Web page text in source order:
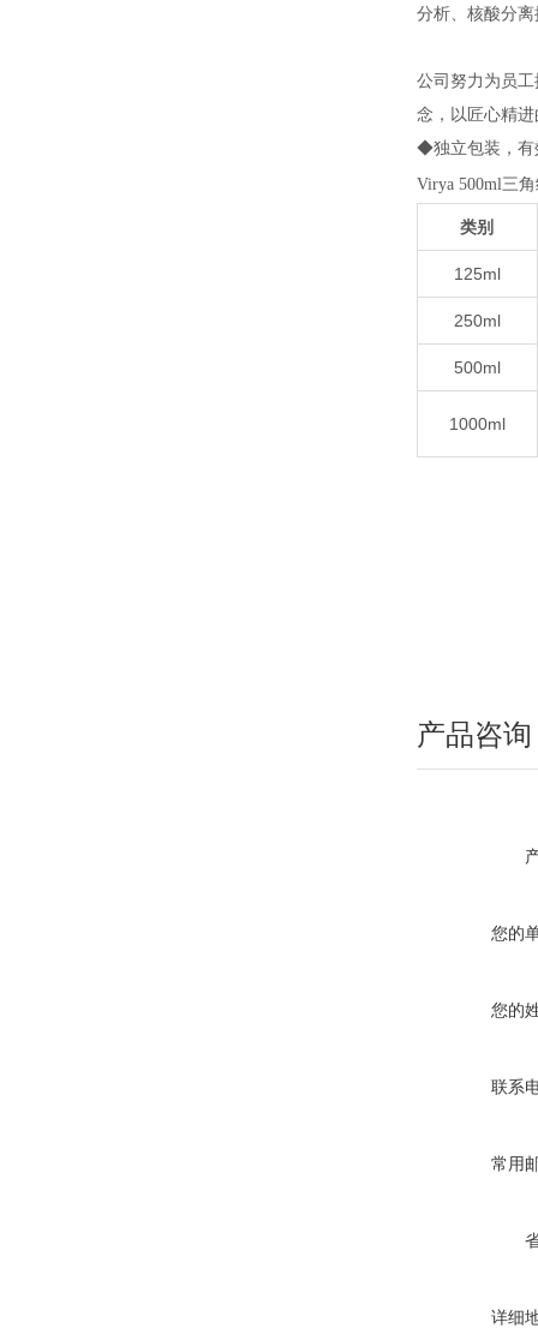
分析、核酸分
公司努力为员
念，以匠心精
◆独立包装，有
Virya 500ml三
类别
125ml
250ml
500ml
1000ml
产品咨询
您的
您的
联系
常用
详细